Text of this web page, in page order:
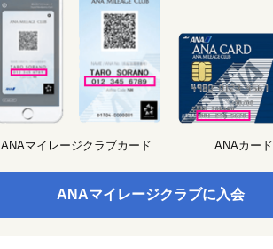
ANAマイレージクラブカード ANAカード
ANAマイレージクラブに入会